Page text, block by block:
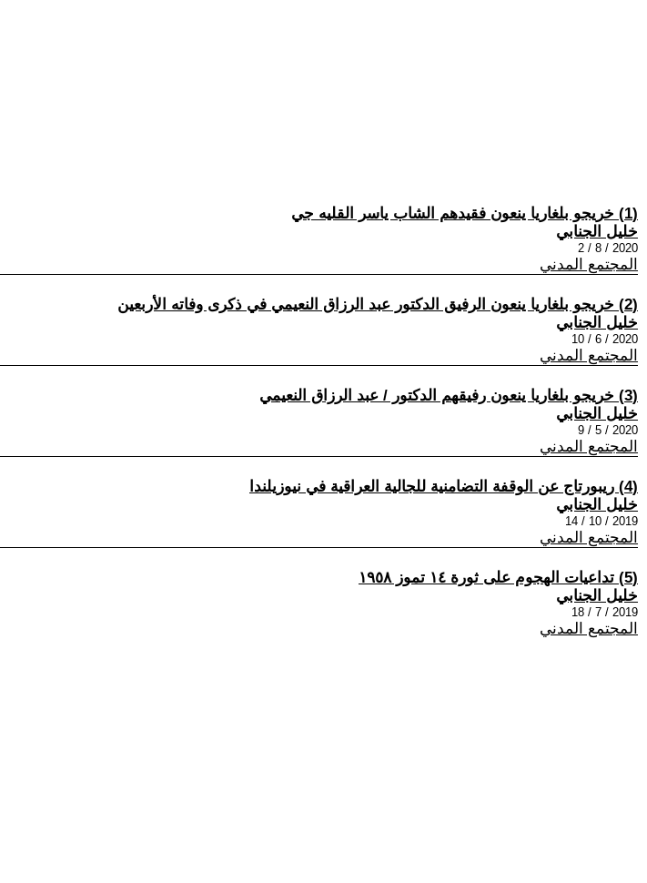
(1) خريجو بلغاريا ينعون فقيدهم الشاب ياسر القليه جي
خليل الجنابي
2020 / 8 / 2
المجتمع المدني
(2) خريجو بلغاريا ينعون الرفيق الدكتور عبد الرزاق النعيمي في ذكرى وفاته الأربعين
خليل الجنابي
2020 / 6 / 10
المجتمع المدني
(3) خريجو بلغاريا ينعون رفيقهم الدكتور / عبد الرزاق النعيمي
خليل الجنابي
2020 / 5 / 9
المجتمع المدني
(4) ريبورتاج عن الوقفة التضامنية للجالية العراقية في نيوزيلندا
خليل الجنابي
2019 / 10 / 14
المجتمع المدني
(5) تداعيات الهجوم على ثورة ١٤ تموز ١٩٥٨
خليل الجنابي
2019 / 7 / 18
المجتمع المدني